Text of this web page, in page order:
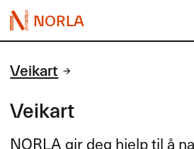
NORLA
Veikart
Veikart
NORLAgir deg hjelp til å